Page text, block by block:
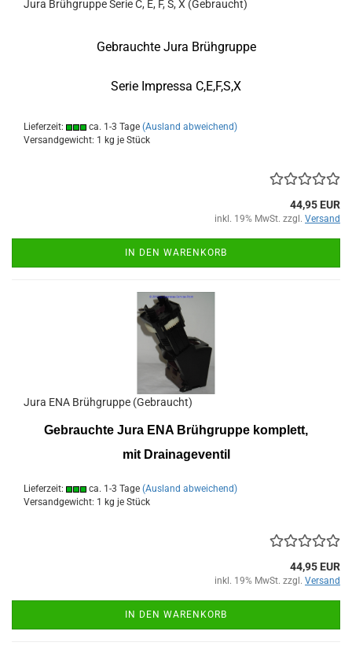
Jura Brühgruppe Serie C, E, F, S, X (Gebraucht)
Gebrauchte Jura Brühgruppe
Serie Impressa C,E,F,S,X
Lieferzeit: ca. 1-3 Tage (Ausland abweichend)
Versandgewicht: 1 kg je Stück
44,95 EUR
inkl. 19% MwSt. zzgl. Versand
IN DEN WARENKORB
Jura ENA Brühgruppe (Gebraucht)
Gebrauchte Jura ENA Brühgruppe komplett,
mit Drainageventil
Lieferzeit: ca. 1-3 Tage (Ausland abweichend)
Versandgewicht: 1 kg je Stück
44,95 EUR
inkl. 19% MwSt. zzgl. Versand
IN DEN WARENKORB